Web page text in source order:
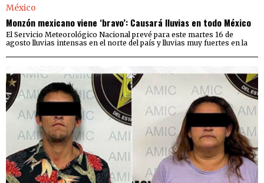
Monzón mexicano viene ‘bravo’: Causará lluvias en todo México
El Servicio Meteorológico Nacional prevé para este martes 16 de
agosto lluvias intensas en el norte del país y lluvias muy fuertes en la